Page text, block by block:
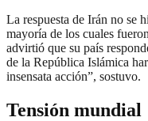
La respuesta de Irán no se
mayoría de los cuales
advirtió que su país
de la República Islámica
insensata acción”, sostuvo.
Tensión mundial